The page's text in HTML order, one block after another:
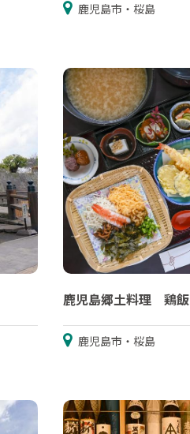
鹿児島市・桜島
鹿児島郷土料理 鶏飯
鹿児島市・桜島